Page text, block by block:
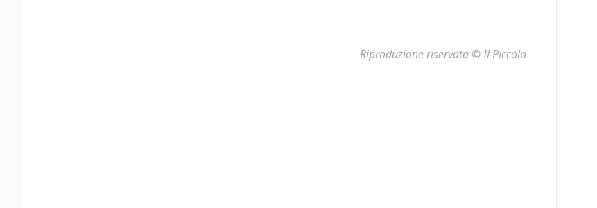
Riproduzione riservata © Il Piccolo